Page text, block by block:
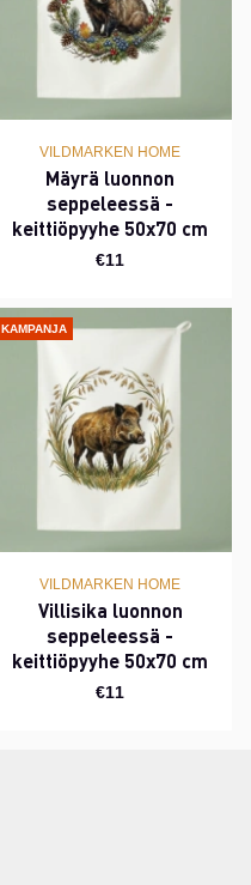
VILDMARKEN HOME
Mäyrä luonnon
seppeleessä -
keittiöpyyhe 50x70 cm
€11
KAMPANJA
VILDMARKEN HOME
Villisika luonnon
seppeleessä -
keittiöpyyhe 50x70 cm
€11